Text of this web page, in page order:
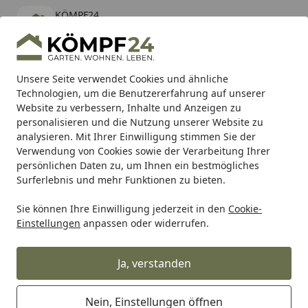
Unsere Seite verwendet Cookies und ähnliche
Technologien, um die Benutzererfahrung auf unserer
Website zu verbessern, Inhalte und Anzeigen zu
personalisieren und die Nutzung unserer Website zu
analysieren. Mit Ihrer Einwilligung stimmen Sie der
Verwendung von Cookies sowie der Verarbeitung Ihrer
persönlichen Daten zu, um Ihnen ein bestmögliches
Surferlebnis und mehr Funktionen zu bieten.
Sie können Ihre Einwilligung jederzeit in den Cookie-
Einstellungen anpassen oder widerrufen.
Ja, verstanden
Nein, Einstellungen öffnen
KÖMPF24
kostenlos - Im App Store
Hotline
Alle Produkte
Mein Konto
Suchen
Karibu Pools inkl. gratis Sandfilteranlage & Pool-
Starterset (Gesamtwert bis 468,99€)
Startseite
Shad Gepäck SHAD Vollaluminium-Abdeckung für
SHAD Vollaluminium-Abdeckung